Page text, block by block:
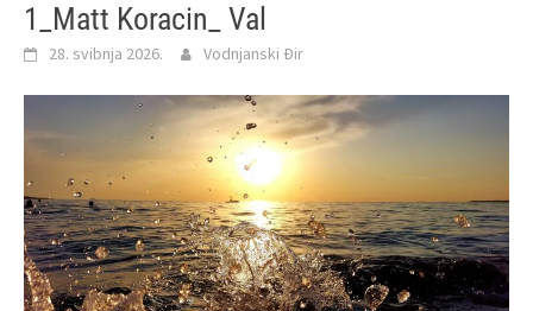
1_Matt Koracin_ Val
28. svibnja 2026. Vodnjanski Đir